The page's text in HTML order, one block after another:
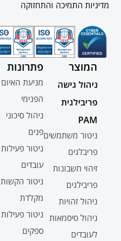
מדיניות התמיכה והתחזוקה
המוצר
ניהול גישה
פריבילגית
PAM
ניטור משתמשים
פריבלגים
זיהוי חשבונות
פריבילגים
ניהול זהויות
ניהול סיסמאות
לעובדים
פתרונות
מניעת האיום
הפנימי
ניהול סיכוני
פנים
ניטור פעילות
עובדים
ניטור הקשות
מקלדת
ניטור פעילות
ספקים